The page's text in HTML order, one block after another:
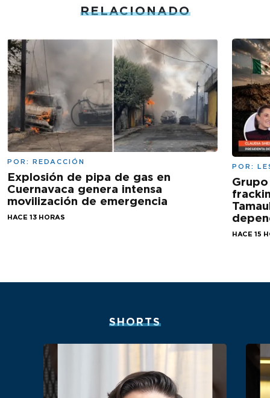
RELACIONADO
POR: REDACCIÓN
Explosión de pipa de gas en
Cuernavaca genera intensa
movilización de emergencia
HACE 13 HORAS
POR:
HACE 15
SHORTS